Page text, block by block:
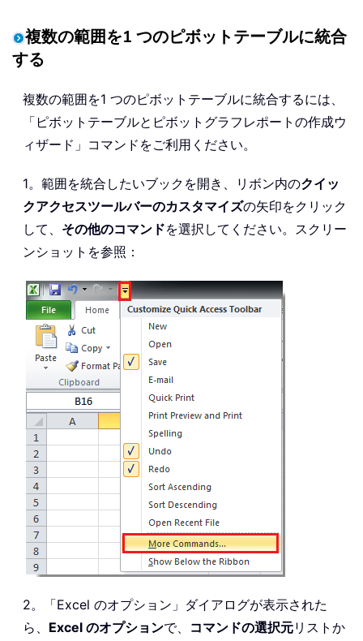
複数の範囲を1 つのピボットテーブルに統合
する
複数の範囲を1 つのピボットテーブルに統合するには、
「ピボットテーブルとピボットグラフレポートの作成ウ
ィザード」コマンドをご利用ください。
1。範囲を統合したいブックを開き、リボン内のクイッ
クアクセスツールバーのカスタマイズの矢印をクリック
して、 その他のコマンドを選択してください。スクリー
ンショットを参照：
2。「Excel のオプション」ダイアログが表示された
ら、 Excel のオプションで、 コマンドの選択元リストか